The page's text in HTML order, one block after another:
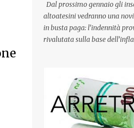
Dal prossimo gennaio gli
altoatesini vedranno una
in busta paga: l’indennità
rivalutata sulla base
un’anzianità compresa tra 9 e
potranno raggiungere fino a
annui. Il nuovo contratto
introduce inoltre un congedo